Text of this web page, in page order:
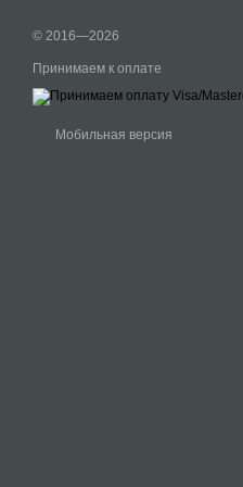
© 2016—2026
Принимаем к оплате
Мобильная версия